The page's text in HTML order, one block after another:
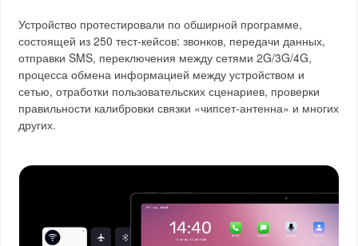
Устройство протестировали по обширной программе,
состоящей из 250 тест-кейсов: звонков, передачи данных,
отправки SMS, переключения между сетями 2G/3G/4G,
процесса обмена информацией между устройством и
сетью, отработки пользовательских сценариев, проверки
правильности калибровки связки «чипсет-антенна» и многих
других.